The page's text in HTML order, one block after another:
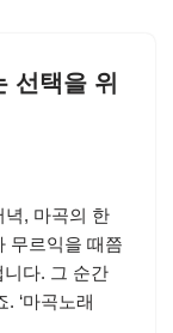
선택을 위
녁, 마곡의 한
무르익을 때쯤
니다. 그 순간
‘마곡노래